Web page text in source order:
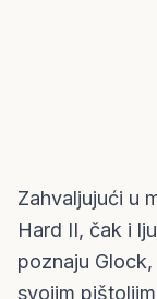
Zahvaljujući u
Hard II, čak i
poznaju
svojim